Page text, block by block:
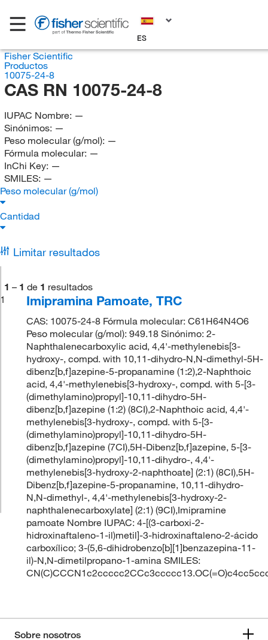
ES
Fisher Scientific
Productos
10075-24-8
CAS RN 10075-24-8
IUPAC Nombre: —
Sinónimos: —
Peso molecular (g/mol): —
Fórmula molecular: —
InChi Key: —
SMILES: —
Peso molecular (g/mol)
Cantidad
Limitar resultados
1 – 1 de 1 resultados
1
Imipramina Pamoate, TRC
CAS: 10075-24-8 Fórmula molecular: C61H64N4O6
Peso molecular (g/mol): 949.18 Sinónimo: 2-
Naphthalenecarboxylic acid, 4,4'-methylenebis[3-
hydroxy-, compd. with 10,11-dihydro-N,N-dimethyl-5H-
dibenz[b,f]azepine-5-propanamine (1:2),2-Naphthoic
acid, 4,4'-methylenebis[3-hydroxy-, compd. with 5-[3-
(dimethylamino)propyl]-10,11-dihydro-5H-
dibenz[b,f]azepine (1:2) (8CI),2-Naphthoic acid, 4,4'-
methylenebis[3-hydroxy-, compd. with 5-[3-
(dimethylamino)propyl]-10,11-dihydro-5H-
dibenz[b,f]azepine (7CI),5H-Dibenz[b,f]azepine, 5-[3-
(dimethylamino)propyl]-10,11-dihydro-, 4,4'-
methylenebis[3-hydroxy-2-naphthoate] (2:1) (8CI),5H-
Dibenz[b,f]azepine-5-propanamine, 10,11-dihydro-
N,N-dimethyl-, 4,4'-methylenebis[3-hydroxy-2-
naphthalenecarboxylate] (2:1) (9CI),Imipramine
pamoate Nombre IUPAC: 4-[(3-carboxi-2-
hidroxinaftaleno-1-il)metil]-3-hidroxinaftaleno-2-ácido
carboxílico; 3-(5,6-dihidrobenzo[b][1]benzazepina-11-
il)-N,N-dimetilpropano-1-amina SMILES:
Sobre nosotros